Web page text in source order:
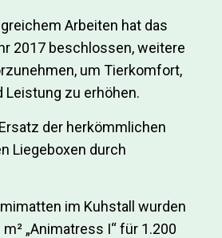
Arbeiten hat das
2017 beschlossen, weitere
um Tierkomfort,
zu erhöhen.
der herkömmlichen
Liegeboxen durch
im Kuhstall wurden
„Animatress I“ für 1.200